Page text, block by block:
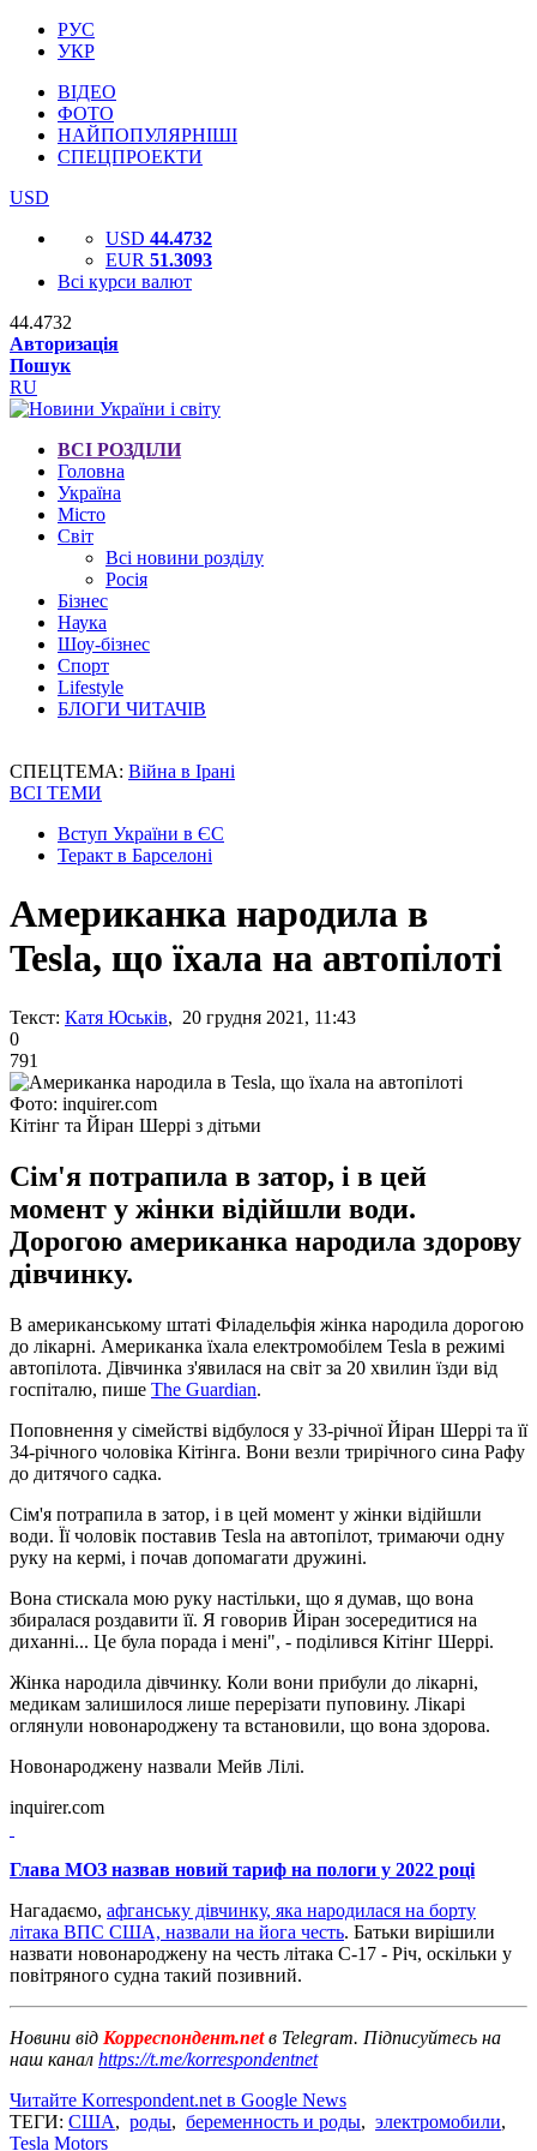
РУС
УКР
ВІДЕО
ФОТО
НАЙПОПУЛЯРНІШІ
СПЕЦПРОЕКТИ
USD
USD 44.4732
EUR 51.3093
Всі курси валют
44.4732
Авторизація
Пошук
RU
ВСІ РОЗДІЛИ
Головна
Україна
Місто
Світ
Всі новини розділу
Росія
Бізнес
Наука
Шоу-бізнес
Спорт
Lifestyle
БЛОГИ ЧИТАЧІВ
СПЕЦТЕМА: Війна в Ірані
ВСІ ТЕМИ
Вступ України в ЄС
Теракт в Барселоні
Американка народила в
Tesla, що їхала на автопілоті
Текст: Катя Юськів, 20 грудня 2021, 11:43
0
791
Фото: inquirer.com
Кітінг та Йіран Шеррі з дітьми
Сім'я потрапила в затор, і в цей
момент у жінки відійшли води.
Дорогою американка народила здорову
дівчинку.
В американському штаті Філадельфія жінка народила дорогою
до лікарні. Американка їхала електромобілем Tesla в режимі
автопілота. Дівчинка з'явилася на світ за 20 хвилин їзди від
госпіталю, пише The Guardian.
Поповнення у сімействі відбулося у 33-річної Йіран Шеррі та її
34-річного чоловіка Кітінга. Вони везли трирічного сина Рафу
до дитячого садка.
Сім'я потрапила в затор, і в цей момент у жінки відійшли
води. Її чоловік поставив Tesla на автопілот, тримаючи одну
руку на кермі, і почав допомагати дружині.
Вона стискала мою руку настільки, що я думав, що вона
збиралася роздавити її. Я говорив Йіран зосередитися на
диханні... Це була порада і мені", - поділився Кітінг Шеррі.
Жінка народила дівчинку. Коли вони прибули до лікарні,
медикам залишилося лише перерізати пуповину. Лікарі
оглянули новонароджену та встановили, що вона здорова.
Новонароджену назвали Мейв Лілі.
inquirer.com
Глава МОЗ назвав новий тариф на пологи у 2022 році
Нагадаємо, афганську дівчинку, яка народилася на борту
літака ВПС США, назвали на йога честь. Батьки вирішили
назвати новонароджену на честь літака C-17 - Річ, оскільки у
повітряного судна такий позивний.
Новини від Корреспондент.netв Telegram. Підписуйтесь на
наш канал https://t.me/korrespondentnet
Читайте Korrespondent.net в Google News
ТЕГИ: США, роды, беременность и роды, электромобили,
Tesla Motors